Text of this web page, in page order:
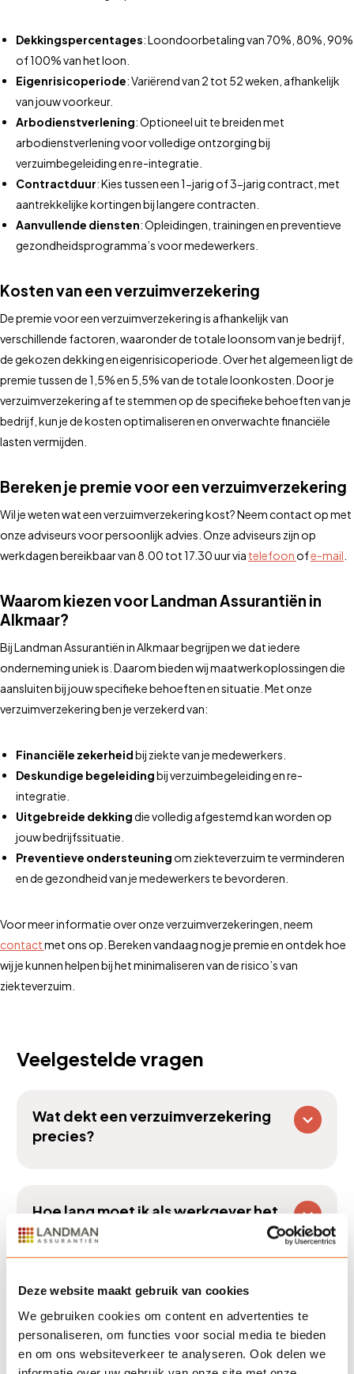
Deze website maakt gebruik van cookies
We gebruiken cookies om content en advertenties te
personaliseren, om functies voor social media te bieden
en om ons websiteverkeer te analyseren. Ook delen we
Dekkingspercentages: Loondoorbetaling van 70%, 80%, 90%
of 100% van het loon.
Eigenrisicoperiode: Variërend van 2 tot 52 weken, afhankelijk
van jouw voorkeur.
Arbodienstverlening: Optioneel uit te breiden met
arbodienstverlening voor volledige ontzorging bij
verzuimbegeleiding en re-integratie.
Contractduur: Kies tussen een 1-jarig of 3-jarig contract, met
aantrekkelijke kortingen bij langere contracten.
Aanvullende diensten: Opleidingen, trainingen en preventieve
gezondheidsprogramma’s voor medewerkers.
Kosten van een verzuimverzekering
De premie voor een verzuimverzekering is afhankelijk van
verschillende factoren, waaronder de totale loonsom van je bedrijf,
de gekozen dekking en eigenrisicoperiode. Over het algemeen ligt de
premie tussen de 1,5% en 5,5% van de totale loonkosten. Door je
verzuimverzekering af te stemmen op de specifieke behoeften van je
bedrijf, kun je de kosten optimaliseren en onverwachte financiële
lasten vermijden.
Bereken je premie voor een verzuimverzekering
Wil je weten wat een verzuimverzekering kost? Neem contact op met
onze adviseurs voor persoonlijk advies. Onze adviseurs zijn op
werkdagen bereikbaar van 8.00 tot 17.30 uur via telefoonofe-mail
Waarom kiezen voor Landman Assurantiën in
Alkmaar?
Bij Landman Assurantiën in Alkmaar begrijpen we dat iedere
onderneming uniek is. Daarom bieden wij maatwerkoplossingen die
aansluiten bij jouw specifieke behoeften en situatie. Met onze
verzuimverzekering ben je verzekerd van:
Financiële zekerheidbij ziekte van je medewerkers.
Deskundige begeleidingbij verzuimbegeleiding en re-
integratie.
Uitgebreide dekkingdie volledig afgestemd kan worden op
jouw bedrijfssituatie.
Preventieve ondersteuningom ziekteverzuim te verminderen
en de gezondheid van je medewerkers te bevorderen.
Voor meer informatie over onze verzuimverzekeringen, neem
contactmet ons op. Bereken vandaag nog je premie en ontdek hoe
wij je kunnen helpen bij het minimaliseren van de risico’s van
ziekteverzuim.
Veelgestelde vragen
Wat dekt een verzuimverzekering
precies?
Hoe lang moet ik als werkgever het
loon doorbetalen bij ziekte?